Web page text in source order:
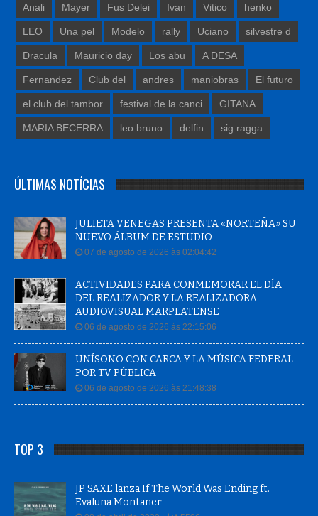
Anali Mayer Fus Delei Ivan Vitico henko
LEO Una pel Modelo rally Uciano silvestre d
Dracula Mauricio day Los abu A DESA
Fernandez Club del andres maniobras El futuro
el club del tambor festival de la canci GITANA
MARIA BECERRA leo bruno delfin sig ragga
ÚLTIMAS NOTÍCIAS
JULIETA VENEGAS PRESENTA «NORTEÑA» SU
NUEVO ÁLBUM DE ESTUDIO
07 de agosto de 2026 às 02:04:42
ACTIVIDADES PARA CONMEMORAR EL DÍA
DEL REALIZADOR Y LA REALIZADORA
AUDIOVISUAL MARPLATENSE
06 de agosto de 2026 às 22:15:06
UNÍSONO CON CARCA Y LA MÚSICA FEDERAL
POR TV PÚBLICA
06 de agosto de 2026 às 21:48:38
TOP 3
JP SAXE lanza If The World Was Ending ft.
Evaluna Montaner